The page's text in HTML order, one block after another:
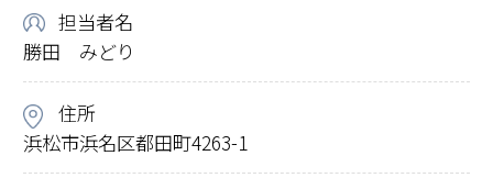
担当者名
勝田 みどり
住所
浜松市浜名区都田町4263-1